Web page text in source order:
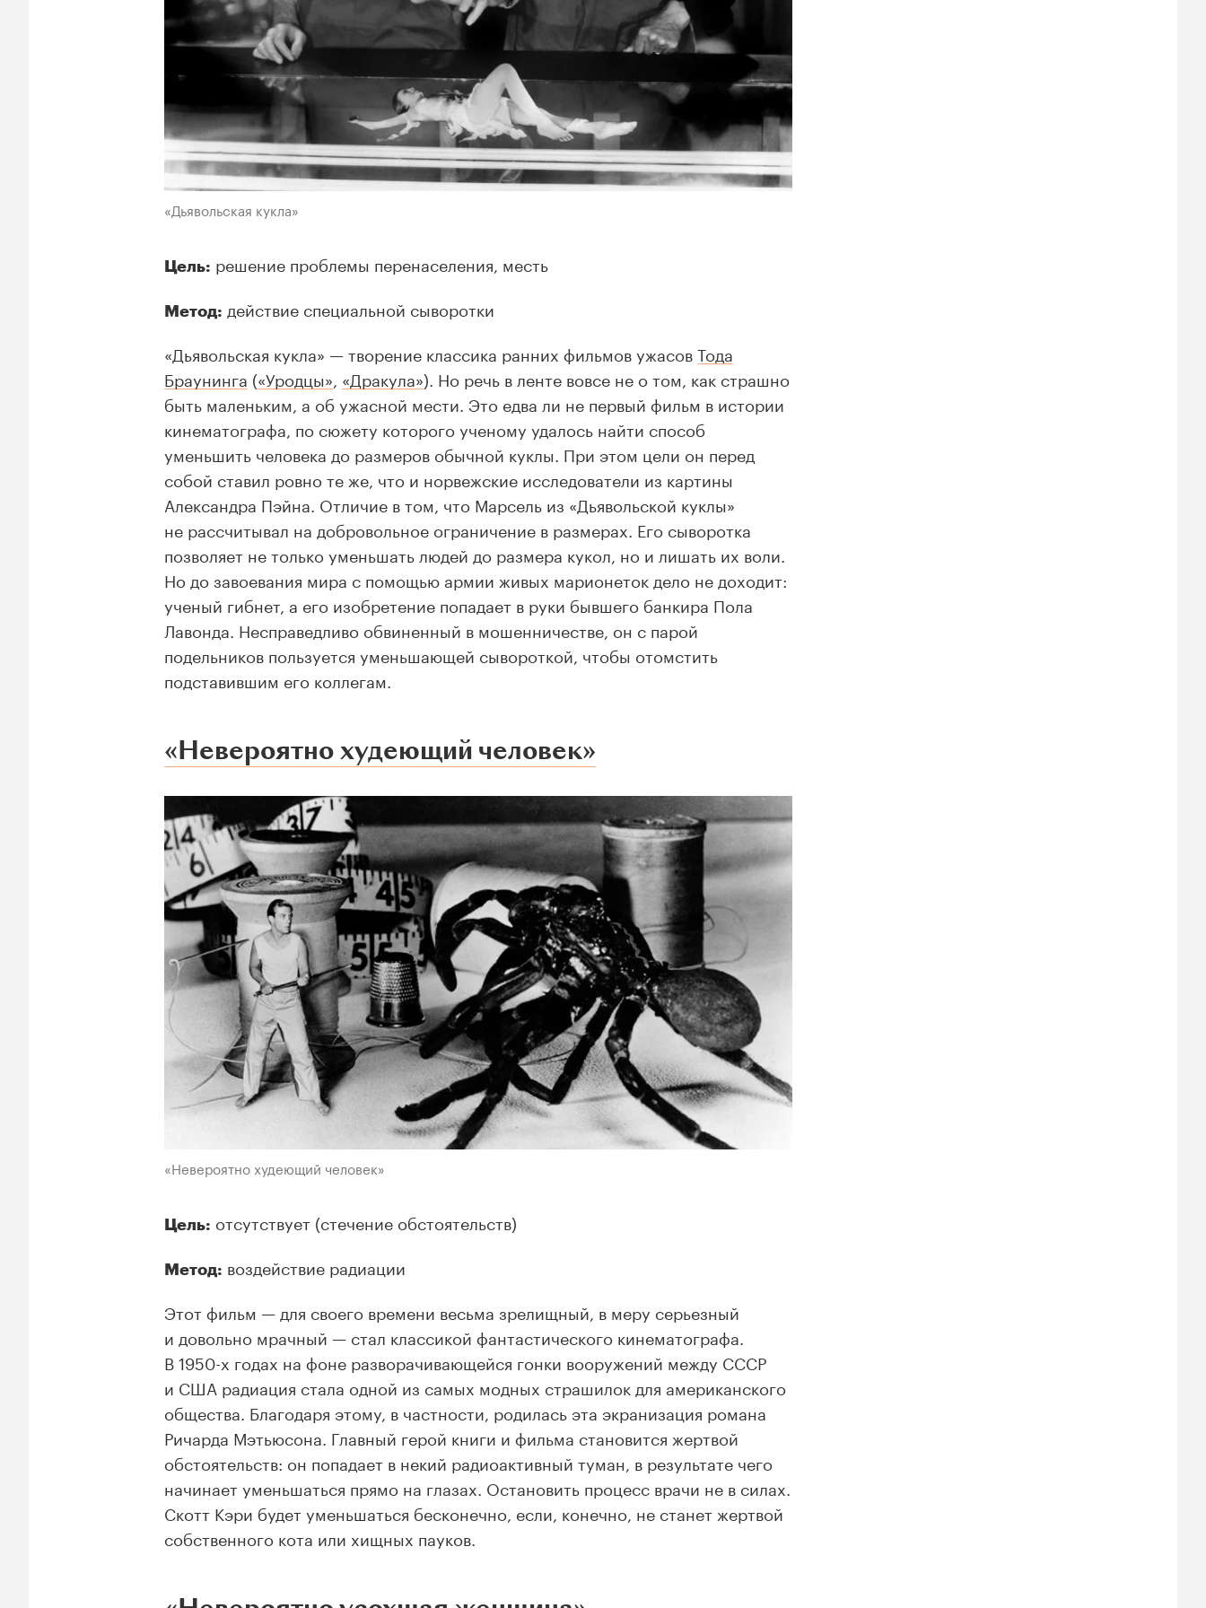
«Дьявольская кукла»
Цель: решение проблемы перенаселения, месть
Метод: действие специальной сыворотки
«Дьявольская кукла» — творение классика ранних фильмов ужасовТода
Браунинга («Уродцы» «Дракула»). Но речь в ленте вовсе не о том, как страшно
быть маленьким, а об ужасной мести. Это едва ли не первый фильм в истории
кинематографа, по сюжету которого ученому удалось найти способ
уменьшить человека до размеров обычной куклы. При этом цели он перед
собой ставил ровно те же, что и норвежские исследователи из картины
Александра Пэйна. Отличие в том, что Марсель из «Дьявольской куклы»
не рассчитывал на добровольное ограничение в размерах. Его сыворотка
позволяет не только уменьшать людей до размера кукол, но и лишать их воли.
Но до завоевания мира с помощью армии живых марионеток дело не доходит:
ученый гибнет, а его изобретение попадает в руки бывшего банкира Пола
Лавонда. Несправедливо обвиненный в мошенничестве, он с парой
подельников пользуется уменьшающей сывороткой, чтобы отомстить
подставившим его коллегам.
«Невероятно худеющий человек»
«Невероятно худеющий человек»
Цель: отсутствует (стечение обстоятельств)
Метод: воздействие радиации
Этот фильм — для своего времени весьма зрелищный, в меру серьезный
и довольно мрачный — стал классикой фантастического кинематографа.
В 1950-х годах на фоне разворачивающейся гонки вооружений между СССР
и США радиация стала одной из самых модных страшилок для американского
общества. Благодаря этому, в частности, родилась эта экранизация романа
Ричарда Мэтьюсона. Главный герой книги и фильма становится жертвой
обстоятельств: он попадает в некий радиоактивный туман, в результате чего
начинает уменьшаться прямо на глазах. Остановить процесс врачи не в силах.
Скотт Кэри будет уменьшаться бесконечно, если, конечно, не станет жертвой
собственного кота или хищных пауков.